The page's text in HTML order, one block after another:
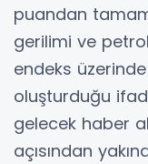
puandan
gerilimi ve
endeks
oluşturduğu
gelecek haber
açısından